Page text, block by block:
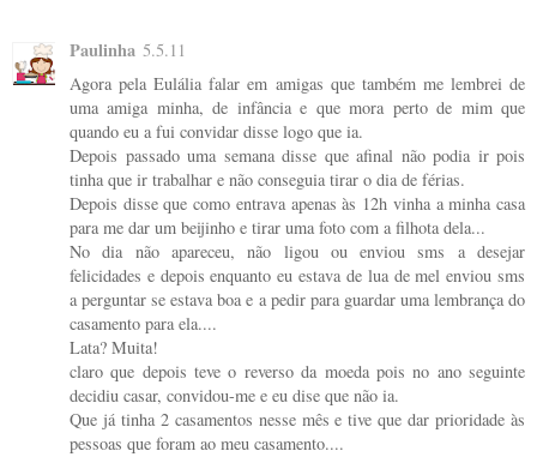
Paulinha 5.5.11
Agora pela Eulália falar em amigas que também me lembrei de
uma amiga minha, de infância e que mora perto de mim que
quando eu a fui convidar disse logo que ia.
Depois passado uma semana disse que afinal não podia ir pois
tinha que ir trabalhar e não conseguia tirar o dia de férias.
Depois disse que como entrava apenas às 12h vinha a minha casa
para me dar um beijinho e tirar uma foto com a filhota dela...
No dia não apareceu, não ligou ou enviou sms a desejar
felicidades e depois enquanto eu estava de lua de mel enviou sms
a perguntar se estava boa e a pedir para guardar uma lembrança do
casamento para ela....
Lata? Muita!
claro que depois teve o reverso da moeda pois no ano seguinte
decidiu casar, convidou-me e eu dise que não ia.
Que já tinha 2 casamentos nesse mês e tive que dar prioridade às
pessoas que foram ao meu casamento....